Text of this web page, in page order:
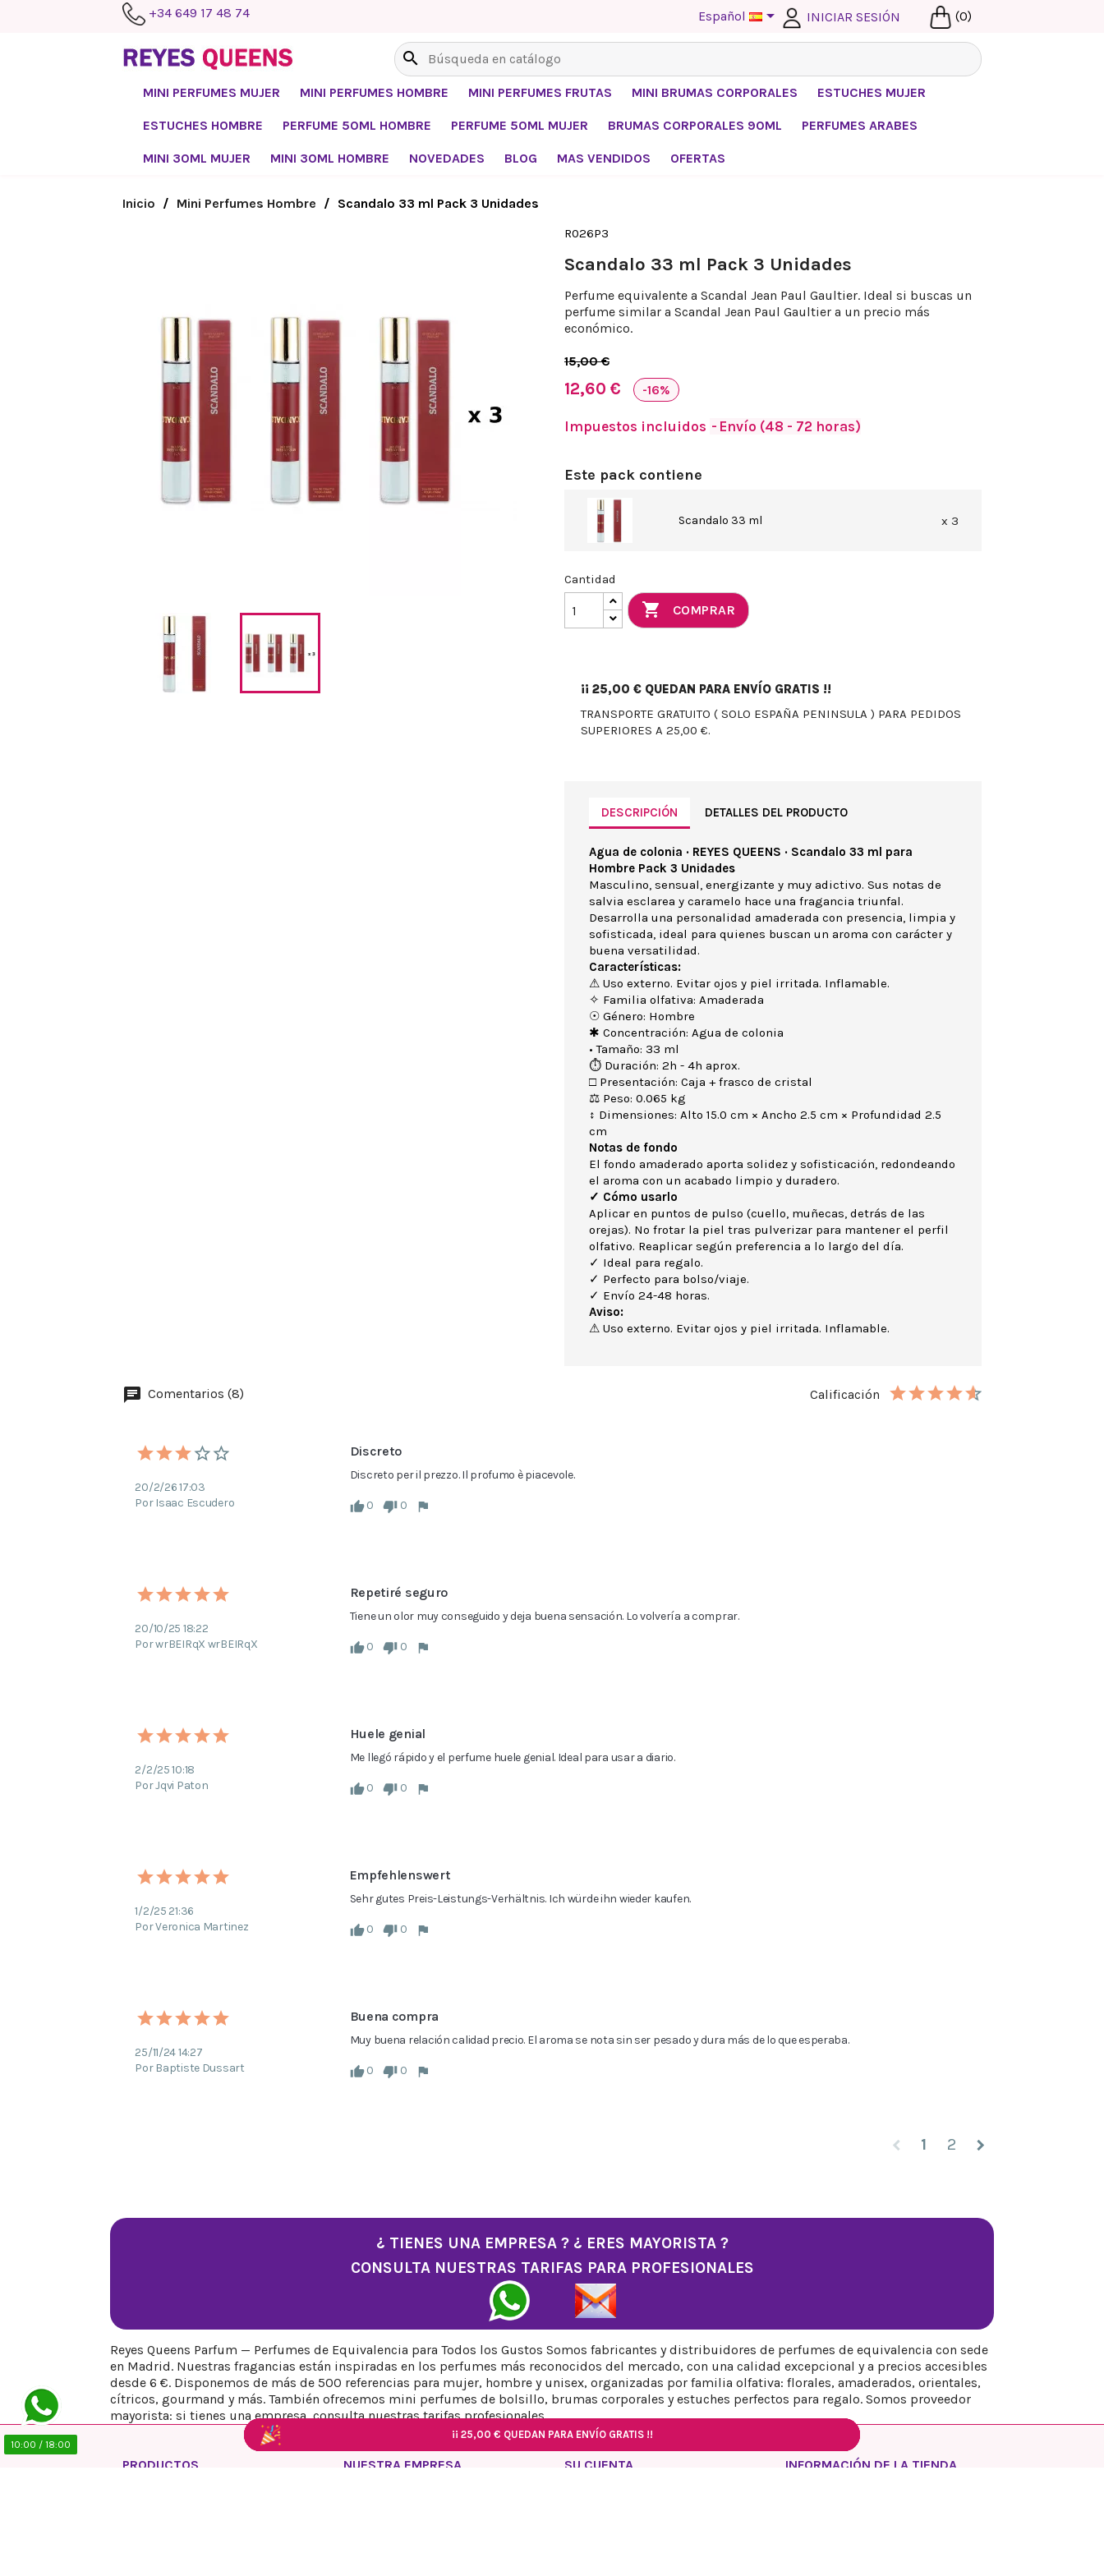
¡¡ 25,00 € QUEDAN PARA ENVÍO GRATIS !!
+34 649 17 48 74 Español  INICIAR SESIÓN (0)
search
¡¡ 25,00 € QUEDAN PARA ENVÍO GRATIS !!
MINI PERFUMES MUJER MINI PERFUMES HOMBRE MINI PERFUMES FRUTAS MINI BRUMAS CORPORALES ESTUCHES MUJER
ESTUCHES HOMBRE PERFUME 50ML HOMBRE PERFUME 50ML MUJER BRUMAS CORPORALES 90ML PERFUMES ARABES
MINI 30ML MUJER MINI 30ML HOMBRE NOVEDADES BLOG MAS VENDIDOS OFERTAS
¡¡ 25,00 € QUEDAN PARA ENVÍO GRATIS !!
Inicio Mini Perfumes Hombre Scandalo 33 ml Pack 3 Unidades
R026P3
Scandalo 33 ml Pack 3 Unidades
Perfume equivalente a Scandal Jean Paul Gaultier. Ideal si buscas un
perfume similar a Scandal Jean Paul Gaultier a un precio más
económico.
15,00 €
12,60 € -16%
Impuestos incluidos Envío (48 - 72 horas)
Este pack contiene
Scandalo 33 ml x 3
Cantidad
 COMPRAR
¡¡ 25,00 € QUEDAN PARA ENVÍO GRATIS !!
TRANSPORTE GRATUITO ( SOLO ESPAÑA PENINSULA ) PARA PEDIDOS
SUPERIORES A 25,00 €.
DESCRIPCIÓN DETALLES DEL PRODUCTO
Agua de colonia · REYES QUEENS · Scandalo 33 ml para
Hombre Pack 3 Unidades
Masculino, sensual, energizante y muy adictivo. Sus notas de
salvia esclarea y caramelo hace una fragancia triunfal.
Desarrolla una personalidad amaderada con presencia, limpia y
sofisticada, ideal para quienes buscan un aroma con carácter y
buena versatilidad.
Características:
⚠ Uso externo. Evitar ojos y piel irritada. Inflamable.
✧ Familia olfativa: Amaderada
☉ Género: Hombre
✱ Concentración: Agua de colonia
• Tamaño: 33 ml
⏱ Duración: 2h - 4h aprox.
□ Presentación: Caja + frasco de cristal
⚖ Peso: 0.065 kg
↕ Dimensiones: Alto 15.0 cm × Ancho 2.5 cm × Profundidad 2.5
cm
Notas de fondo
El fondo amaderado aporta solidez y sofisticación, redondeando
el aroma con un acabado limpio y duradero.
✓ Cómo usarlo
Aplicar en puntos de pulso (cuello, muñecas, detrás de las
orejas). No frotar la piel tras pulverizar para mantener el perfil
olfativo. Reaplicar según preferencia a lo largo del día.
✓ Ideal para regalo.
✓ Perfecto para bolso/viaje.
✓ Envío 24-48 horas.
Aviso:
⚠ Uso externo. Evitar ojos y piel irritada. Inflamable.
Comentarios (8) Calificación
20/2/26 17:03
Por Isaac Escudero
Discreto
Discreto per il prezzo. Il profumo è piacevole.
0 0
20/10/25 18:22
Por wrBEIRqX wrBEIRqX
Repetiré seguro
Tiene un olor muy conseguido y deja buena sensación. Lo volvería a comprar.
0 0
2/2/25 10:18
Por Jqvi Paton
Huele genial
Me llegó rápido y el perfume huele genial. Ideal para usar a diario.
0 0
1/2/25 21:36
Por Veronica Martinez
Empfehlenswert
Sehr gutes Preis-Leistungs-Verhältnis. Ich würde ihn wieder kaufen.
0 0
25/11/24 14:27
Por Baptiste Dussart
Buena compra
Muy buena relación calidad precio. El aroma se nota sin ser pesado y dura más de lo que esperaba.
0 0
1 2
¿ TIENES UNA EMPRESA ? ¿ ERES MAYORISTA ?
CONSULTA NUESTRAS TARIFAS PARA PROFESIONALES
Reyes Queens Parfum — Perfumes de Equivalencia para Todos los Gustos Somos fabricantes y distribuidores de perfumes de equivalencia con sede
en Madrid. Nuestras fragancias están inspiradas en los perfumes más reconocidos del mercado, con una calidad excepcional y a precios accesibles
desde 6 €. Disponemos de más de 500 referencias para mujer, hombre y unisex, organizadas por familia olfativa: florales, amaderados, orientales,
cítricos, gourmand y más. También ofrecemos mini perfumes de bolsillo, brumas corporales y estuches perfectos para regalo. Somos proveedor
mayorista: si tienes una empresa, consulta nuestras tarifas profesionales.
PRODUCTOS NUESTRA EMPRESA SU CUENTA INFORMACIÓN DE LA TIENDA
10:00 / 18:00
¡¡ 25,00 € QUEDAN PARA ENVÍO GRATIS !!
¡¡ 25,00 € QUEDAN PARA ENVÍO GRATIS !!